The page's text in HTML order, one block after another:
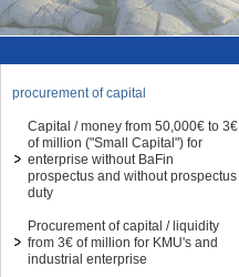
procurement of capital
Capital / money from 50,000€ to 3€
of million ("Small Capital") for
enterprise without BaFin
prospectus and without prospectus
duty
Procurement of capital / liquidity
from 3€ of million for KMU's and
industrial enterprise